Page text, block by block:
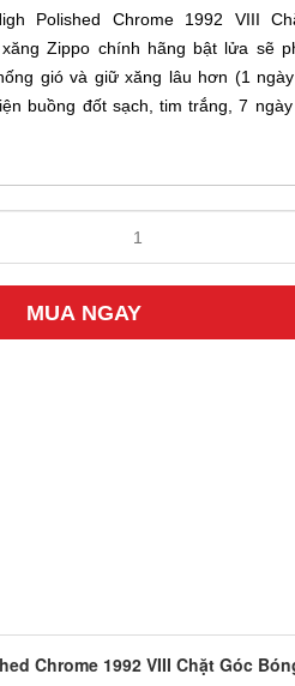
Polished Chrome 1992 VIII
Zippo chính hãng bật lửa sẽ
gió và giữ xăng lâu hơn (1
buồng đốt sạch, tim trắng, 7
MUA NGAY
Chrome 1992 VIII Chặt Góc